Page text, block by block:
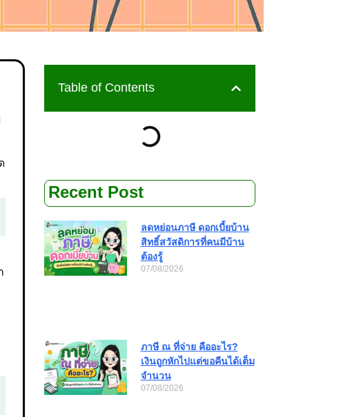
Table of Contents
Recent Post
ลดหย่อนภาษี ดอกเบี้ยบ้าน
สิทธิ์สวัสดิการที่คนมีบ้าน
ต้องรู้
07/08/2026
ภาษี ณ ที่จ่าย คืออะไร?
เงินถูกหักไปแต่ขอคืนได้เต็ม
จำนวน
07/08/2026